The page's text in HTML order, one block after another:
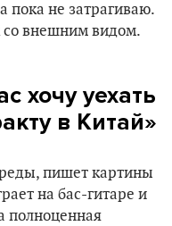
пока не затрагиваю.
со внешним видом.
хочу уехать
в Китай»
пишет картины
на бас-гитаре и
полноценная